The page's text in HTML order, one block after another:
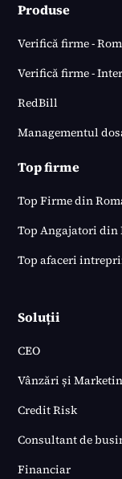
Produse
Verifică firme -
Verifică firme -
RedBill
Managementul
Top firme
Top Firme din
Top Angajatori din
Top afaceri
Soluții
CEO
Vânzări și
Credit Risk
Consultant de
Financiar